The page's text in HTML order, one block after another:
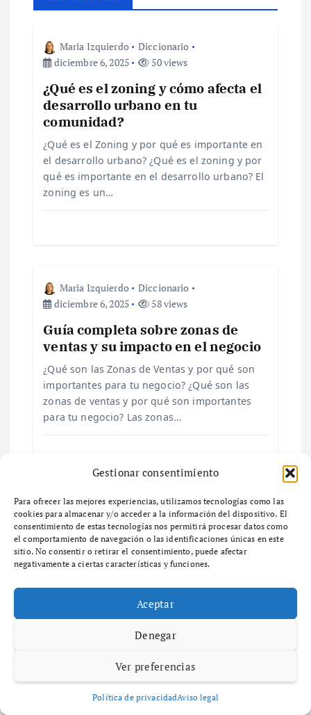
Gestionar consentimiento
Para ofrecer las mejores experiencias, utilizamos tecnologías como las
cookies para almacenar y/o acceder a la información del dispositivo. El
consentimiento de estas tecnologías nos permitirá procesar datos como
el comportamiento de navegación o las identificaciones únicas en este
sitio. No consentir o retirar el consentimiento, puede afectar
negativamente a ciertas características y funciones.
Aceptar
Denegar
Ver preferencias
Política de privacidadAviso legal
c
Maria Izquierdo
Diccionario
diciembre 6, 2025
50 views
¿Qué es el zoning y cómo afecta el
desarrollo urbano en tu
comunidad?
¿Qué es el Zoning y por qué es importante en
el desarrollo urbano? ¿Qué es el zoning y por
qué es importante en el desarrollo urbano? El
zoning es un…
Maria Izquierdo
Diccionario
diciembre 6, 2025
58 views
Guía completa sobre zonas de
ventas y su impacto en el negocio
¿Qué son las Zonas de Ventas y por qué son
importantes para tu negocio? ¿Qué son las
zonas de ventas y por qué son importantes
para tu negocio? Las zonas…
Deja una respuesta
Tu dirección de correo electrónico no será publicada.
campos obligatorios están marcados con
Comentario*